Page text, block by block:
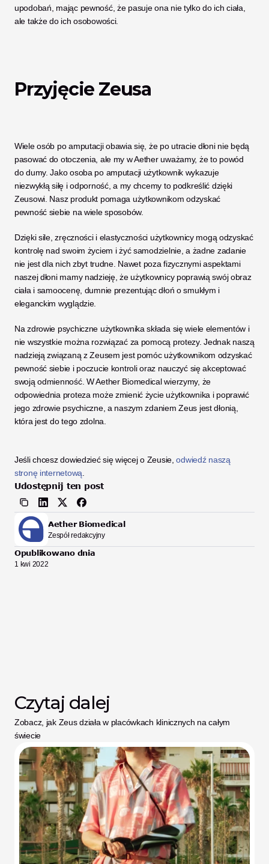
upodobań, mając pewność, że pasuje ona nie tylko do ich ciała,
ale także do ich osobowości.
Przyjęcie Zeusa
Wiele osób po amputacji obawia się, że po utracie dłoni nie będą
pasować do otoczenia, ale my w Aether uważamy, że to powód
do dumy. Jako osoba po amputacji użytkownik wykazuje
niezwykłą siłę i odporność, a my chcemy to podkreślić dzięki
Zeusowi. Nasz produkt pomaga użytkownikom odzyskać
pewność siebie na wiele sposobów.
Dzięki sile, zręczności i elastyczności użytkownicy mogą odzyskać
kontrolę nad swoim życiem i żyć samodzielnie, a żadne zadanie
nie jest dla nich zbyt trudne. Nawet poza fizycznymi aspektami
naszej dłoni mamy nadzieję, że użytkownicy poprawią swój obraz
ciała i samoocenę, dumnie prezentując dłoń o smukłym i
eleganckim wyglądzie.
Na zdrowie psychiczne użytkownika składa się wiele elementów i
nie wszystkie można rozwiązać za pomocą protezy. Jednak naszą
nadzieją związaną z Zeusem jest pomóc użytkownikom odzyskać
pewność siebie i poczucie kontroli oraz nauczyć się akceptować
swoją odmienność. W Aether Biomedical wierzymy, że
odpowiednia proteza może zmienić życie użytkownika i poprawić
jego zdrowie psychiczne, a naszym zdaniem Zeus jest dłonią,
która jest do tego zdolna.
Jeśli chcesz dowiedzieć się więcej o Zeusie, odwiedź naszą
stronę internetową
Udostępnij ten post
Aether Biomedical
Zespół redakcyjny
Opublikowano dnia
1 kwi 2022
Czytaj dalej
Zobacz, jak Zeus działa w placówkach klinicznych na całym
świecie